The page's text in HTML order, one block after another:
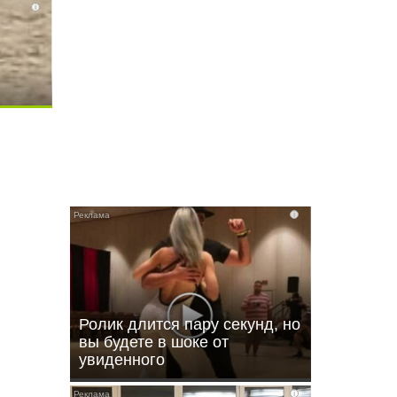
i
i
Ролик длится пару секунд, но
вы будете в шоке от
увиденного
i